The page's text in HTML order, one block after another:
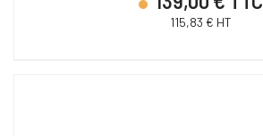
115,83 € HT